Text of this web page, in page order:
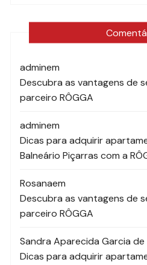
adminem
Descubra as vantagens de
parceiro RÔGGA
adminem
Dicas para adquirir
Balneário Piçarras com a
Rosanaem
Descubra as vantagens de
parceiro RÔGGA
Sandra Aparecida Garcia de
Dicas para adquirir